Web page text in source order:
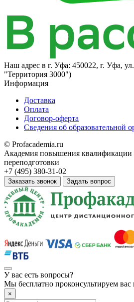
Наш адрес в г. Уфа: 450022, г. Уфа,
"Территория 3000")
Информация
Доставка
Оплата
Договор-оферта
Сведения об образовательной
© Profacademia.ru
Академия повышения квалификации
переподготовки
+7 (495) 380-31-02
Заказать звонок Задать вопрос
У вас есть вопросы?
Мы бесплатно проконсультируем
×